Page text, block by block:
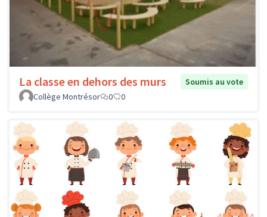
La classe en dehors des murs
Soumis au vote
Collège Montrésor
0 0